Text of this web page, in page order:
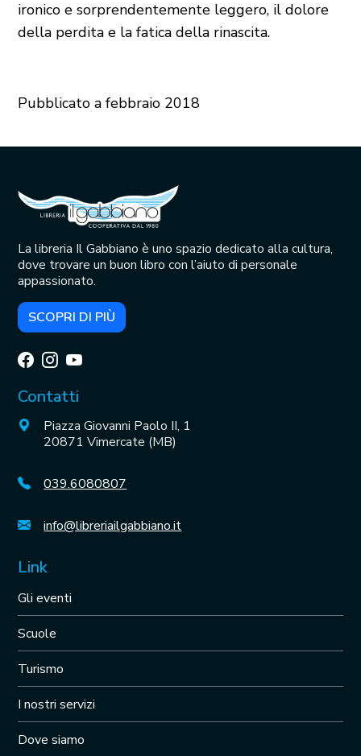
ironico e sorprendentemente leggero, il dolore
della perdita e la fatica della rinascita.
Pubblicato a febbraio 2018
La libreria Il Gabbiano è uno spazio dedicato alla cultura,
dove trovare un buon libro con l’aiuto di personale
appassionato.
SCOPRI DI PIÙ
Contatti
Piazza Giovanni Paolo II, 1
20871 Vimercate (MB)
039.6080807
info@libreriailgabbiano.it
Link
Gli eventi
Scuole
Turismo
I nostri servizi
Dove siamo